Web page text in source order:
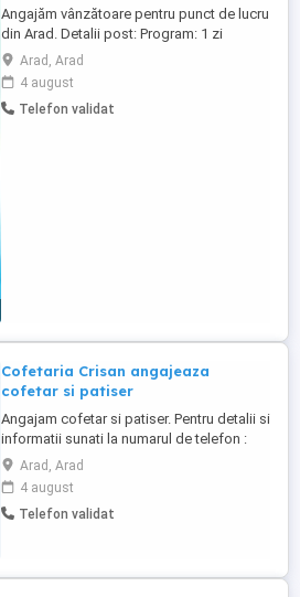
Angajăm vânzătoare pentru punct de lucru
din Arad. Detalii post: Program: 1 zi
lucrată, 1 zi liberă (în ture). Contract de
muncă, mediu de lucru modern și curat.
Nu este necesară experiența anterioară,
dar seriozitatea și punctualitatea sunt
Arad, Arad
4 august
Telefon validat
Cofetaria Crisan angajeaza
cofetar si patiser
Angajam cofetar si patiser. Pentru detalii si
informatii sunati la numarul de telefon :
Arad, Arad
4 august
Telefon validat